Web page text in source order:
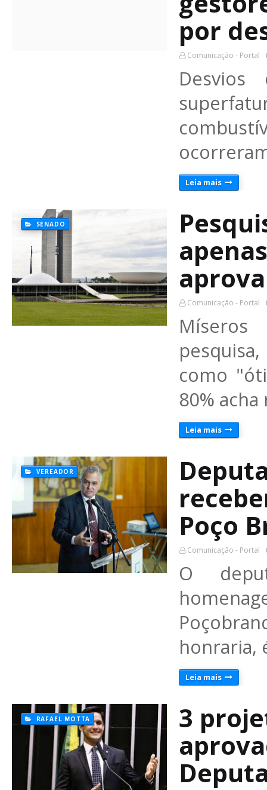
por
Comunicação - Portal
Desvios
Leia mais
SENADO
Comunicação - Portal
como
80%
Leia mais
VEREADOR
Poço
Comunicação - Portal
O
honraria,
Leia mais
RAFAEL MOTTA
3